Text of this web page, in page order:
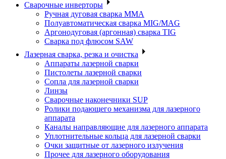
Сварочные инверторы
Ручная дуговая сварка MMA
Полуавтоматическая сварка MIG/MAG
Аргонодуговая (аргонная) сварка TIG
Сварка под флюсом SAW
Лазерная сварка, резка и очистка
Аппараты лазерной сварки
Пистолеты лазерной сварки
Сопла для лазерной сварки
Линзы
Сварочные наконечники SUP
Ролики подающего механизма для лазерного
аппарата
Каналы направляющие для лазерного аппарата
Уплотнительные кольца для лазерной сварки
Очки защитные от лазерного излучения
Прочее для лазерного оборудования